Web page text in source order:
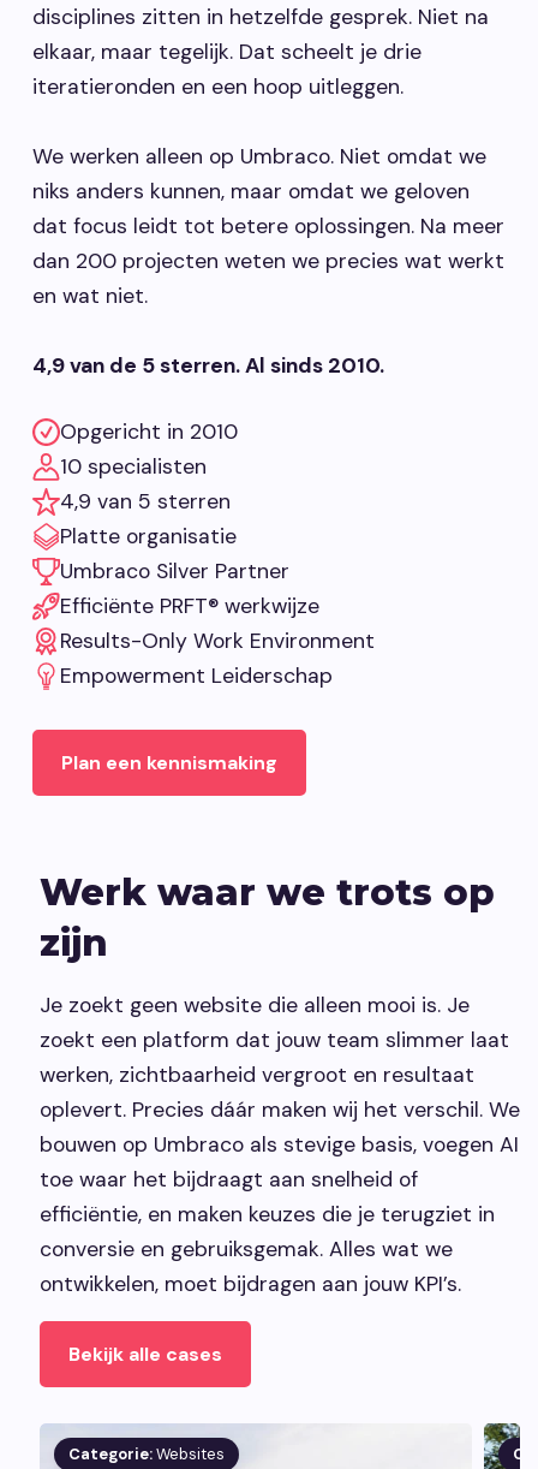
disciplines zitten in hetzelfde gesprek. Niet na
elkaar, maar tegelijk. Dat scheelt je drie
iteratieronden en een hoop uitleggen.
We werken alleen op Umbraco. Niet omdat we
niks anders kunnen, maar omdat we geloven
dat focus leidt tot betere oplossingen. Na meer
dan 200 projecten weten we precies wat werkt
en wat niet.
4,9 van de 5 sterren. Al sinds 2010.
Opgericht in 2010
10 specialisten
4,9 van 5 sterren
Platte organisatie
Umbraco Silver Partner
Efficiënte PRFT® werkwijze
Results-Only Work Environment
Empowerment Leiderschap
Plan een kennismaking
Werk waar we trots op
zijn
Je zoekt geen website die alleen mooi is. Je
zoekt een platform dat jouw team slimmer laat
werken, zichtbaarheid vergroot en resultaat
oplevert. Precies dáár maken wij het verschil. We
bouwen op Umbraco als stevige basis, voegen AI
toe waar het bijdraagt aan snelheid of
efficiëntie, en maken keuzes die je terugziet in
conversie en gebruiksgemak. Alles wat we
ontwikkelen, moet bijdragen aan jouw KPI’s.
Bekijk alle cases
Categorie:Websites